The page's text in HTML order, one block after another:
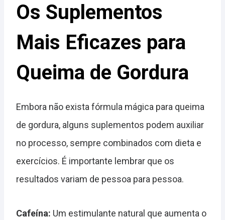
Os Suplementos
Mais Eficazes para
Queima de Gordura
Embora não exista fórmula mágica para queima
de gordura, alguns suplementos podem auxiliar
no processo, sempre combinados com dieta e
exercícios. É importante lembrar que os
resultados variam de pessoa para pessoa.
Cafeína: Um estimulante natural que aumenta o